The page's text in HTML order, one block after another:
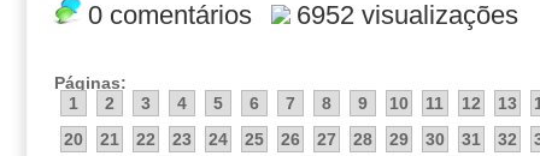
0 comentários 6952 visualizações
Páginas:
1
2 3 4 5 6 7 8 9 10 11 12 13
20
21 22 23 24 25 26 27 28 29 30 31 32